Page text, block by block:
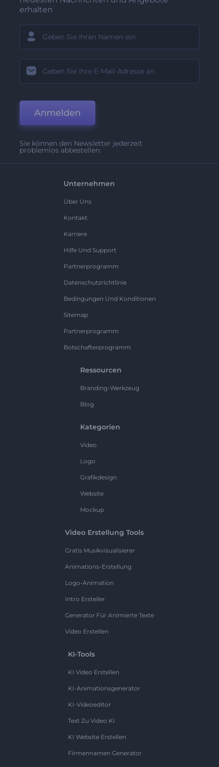
erhalten
Anmelden
Sie können den Newsletter jederzeit
problemlos abbestellen.
Unternehmen
Über Uns
Kontakt
Karriere
Hilfe Und Support
Partnerprogramm
Datenschutzrichtlinie
Bedingungen Und Konditionen
Sitemap
Partnerprogramm
Botschafterprogramm
Ressourcen
Branding-Werkzeug
Blog
Kategorien
Video
Logo
Grafikdesign
Website
Mockup
Video Erstellung Tools
Gratis Musikvisualisierer
Animations-Erstellung
Logo-Animation
Intro Ersteller
Generator Für Animierte Texte
Video Erstellen
KI-Tools
KI Video Erstellen
KI-Animationsgenerator
KI-Videoeditor
Text Zu Video KI
KI Website Erstellen
Firmennamen Generator